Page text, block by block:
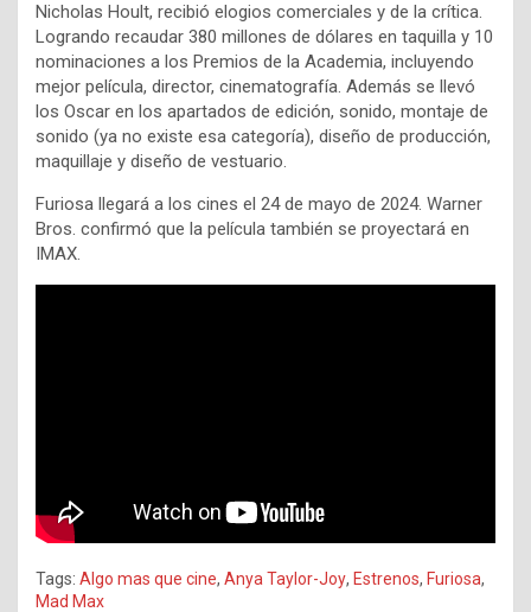
Nicholas Hoult, recibió elogios comerciales y de la crítica.
Logrando recaudar 380 millones de dólares en taquilla y 10
nominaciones a los Premios de la Academia, incluyendo
mejor película, director, cinematografía. Además se llevó
los Oscar en los apartados de edición, sonido, montaje de
sonido (ya no existe esa categoría), diseño de producción,
maquillaje y diseño de vestuario.
Furiosa llegará a los cines el 24 de mayo de 2024. Warner
Bros. confirmó que la película también se proyectará en
IMAX.
Tags: Algo mas que cine, Anya Taylor-Joy, Estrenos, Furiosa,
Mad Max